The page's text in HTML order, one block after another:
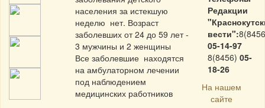
населения за истекшую
неделю нет. Возраст
заболевших от 24 до 59 лет -
3 мужчины и 2 женщины
Все заболевшие находятся
на амбулаторном лечении
под наблюдением
медицинских работников
Редакции
вести":
05-14-97
8(8456) 05-
18-26
На нашем
сайте